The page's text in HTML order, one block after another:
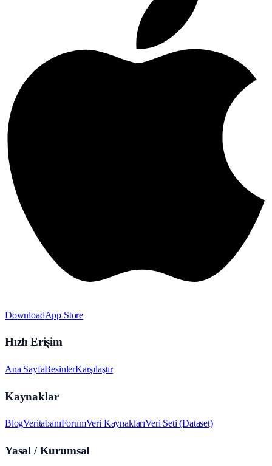
DownloadApp Store
Hızlı Erişim
Ana SayfaBesinlerKarşılaştır
Kaynaklar
BlogVeritabanıForumVeri KaynaklarıVeri Seti (Dataset)
Yasal / Kurumsal